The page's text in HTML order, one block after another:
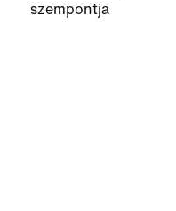
szempontja